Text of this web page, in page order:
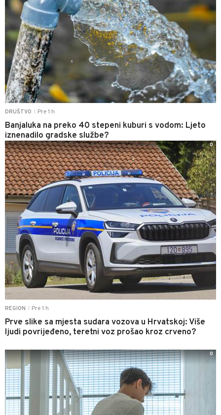
DRUŠTVO Pre 1 h
Banjaluka na preko 40 stepeni kuburi s vodom: Ljeto
iznenadilo gradske službe?
REGION Pre 1 h
Prve slike sa mjesta sudara vozova u Hrvatskoj: Više
ljudi povrijeđeno, teretni voz prošao kroz crveno?
0
0